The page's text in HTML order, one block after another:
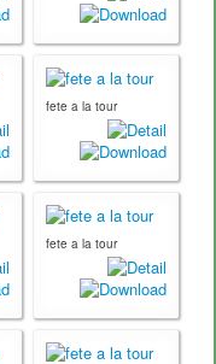
fete a la tour
fete a la tour